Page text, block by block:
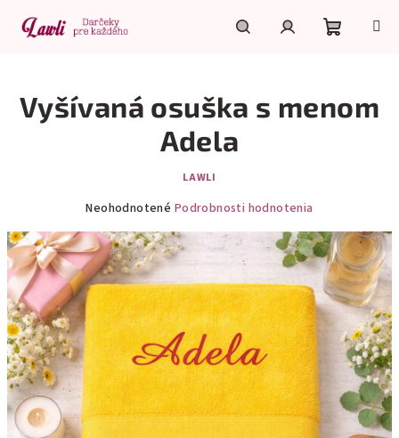
obsah
košík
Vyšívaná osuška s menom
Adela
LAWLI
produktu
je
0,0
z
5
hviezdičiek.
Neohodnotené Podrobnosti hodnotenia